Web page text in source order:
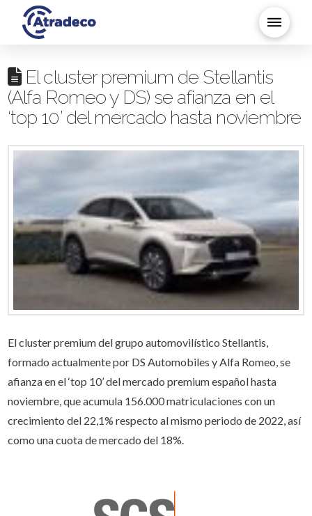
El cluster premium de Stellantis
(Alfa Romeo y DS) se afianza en el
‘top 10’ del mercado hasta noviembre
El cluster premium del grupo automovilístico Stellantis,
formado actualmente por DS Automobiles y Alfa Romeo, se
afianza en el ‘top 10’ del mercado premium español hasta
noviembre, que acumula 156.000 matriculaciones con un
crecimiento del 22,1% respecto al mismo periodo de 2022, así
como una cuota de mercado del 18%.